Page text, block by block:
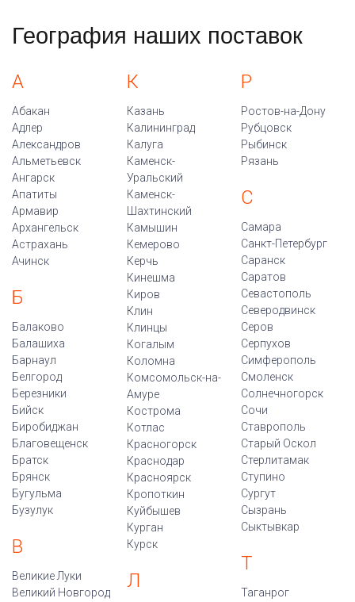
География наших поставок
А
Абакан
Адлер
Александров
Альметьевск
Ангарск
Апатиты
Армавир
Архангельск
Астрахань
Ачинск
Б
Балаково
Балашиха
Барнаул
Белгород
Березники
Бийск
Биробиджан
Благовещенск
Братск
Брянск
Бугульма
Бузулук
В
Великие Луки
Великий Новгород
К
Казань
Калининград
Калуга
Каменск-
Уральский
Каменск-
Шахтинский
Камышин
Кемерово
Керчь
Кинешма
Киров
Клин
Клинцы
Когалым
Коломна
Комсомольск-на-
Амуре
Кострома
Котлас
Красногорск
Краснодар
Красноярск
Кропоткин
Куйбышев
Курган
Курск
Л
Р
Ростов-на-Дону
Рубцовск
Рыбинск
Рязань
С
Самара
Санкт-Петербург
Саранск
Саратов
Севастополь
Северодвинск
Серов
Серпухов
Симферополь
Смоленск
Солнечногорск
Сочи
Ставрополь
Старый Оскол
Стерлитамак
Ступино
Сургут
Сызрань
Сыктывкар
Т
Таганрог